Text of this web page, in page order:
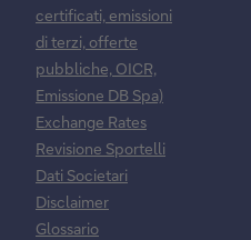
certificati, emissioni
di terzi, offerte
pubbliche, OICR,
Emissione DB Spa)
Exchange Rates
Revisione Sportelli
Dati Societari
Disclaimer
Glossario